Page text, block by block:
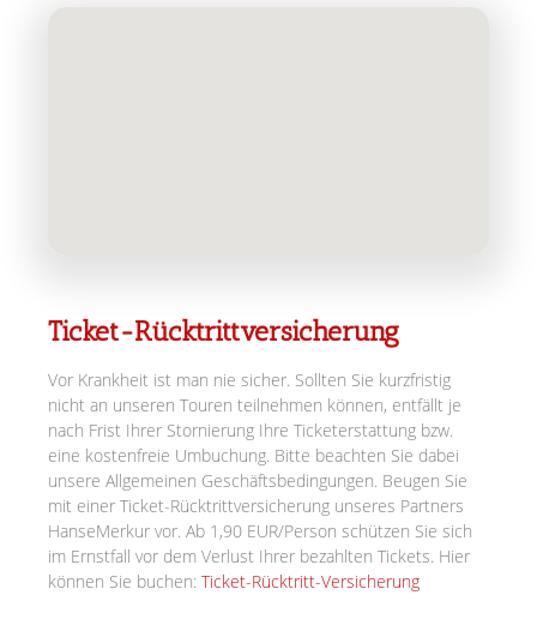
Ticket-Rücktrittversicherung
Vor Krankheit ist man nie sicher. Sollten Sie kurzfristig
nicht an unseren Touren teilnehmen können, entfällt je
nach Frist Ihrer Stornierung Ihre Ticketerstattung bzw.
eine kostenfreie Umbuchung. Bitte beachten Sie dabei
unsere Allgemeinen Geschäftsbedingungen. Beugen Sie
mit einer Ticket-Rücktrittversicherung unseres Partners
HanseMerkur vor. Ab 1,90 EUR/Person schützen Sie sich
im Ernstfall vor dem Verlust Ihrer bezahlten Tickets. Hier
können Sie buchen: Ticket-Rücktritt-Versicherung